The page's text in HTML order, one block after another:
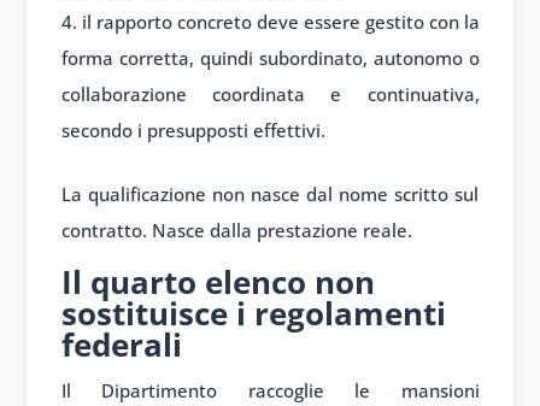
il rapporto concreto deve essere gestito con la
forma corretta, quindi subordinato, autonomo o
collaborazione coordinata e continuativa,
secondo i presupposti effettivi.
La qualificazione non nasce dal nome scritto sul
contratto. Nasce dalla prestazione reale.
Il quarto elenco non
sostituisce i regolamenti
federali
Il Dipartimento raccoglie le mansioni